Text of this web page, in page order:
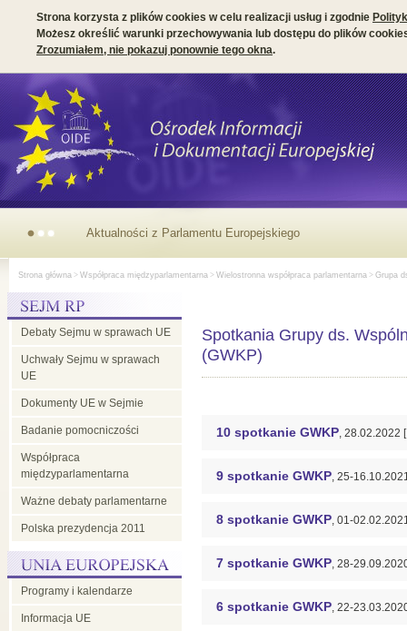
Strona korzysta z plików cookies w celu realizacji usług i zgodnie
Możesz określić warunki przechowywania lub dostępu do plików
Zrozumiałem, nie pokazuj ponownie tego okna.
Aktualności z Parlamentu Europejskiego
Strona główna > Współpraca międzyparlamentarna > Wielostronna współpraca parlamentarna > Grupa
Debaty Sejmu w sprawach UE
Uchwały Sejmu w sprawach
UE
Dokumenty UE w Sejmie
Badanie pomocniczości
Współpraca
międzyparlamentarna
Ważne debaty parlamentarne
Polska prezydencja 2011
Programy i kalendarze
Informacja UE
Spotkania Grupy ds.
(GWKP)
10 spotkanie GWKP, 28.02.2022
9 spotkanie GWKP, 25-
8 spotkanie GWKP, 01-
7 spotkanie GWKP, 28-
6 spotkanie GWKP, 22-